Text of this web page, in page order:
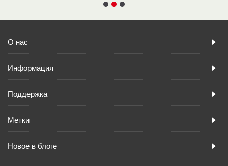
О нас
Информация
Поддержка
Метки
Новое в блоге